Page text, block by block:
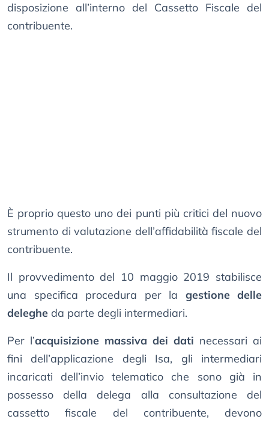
disposizione all’interno del Cassetto Fiscale del
contribuente.
È proprio questo uno dei punti più critici del nuovo
strumento di valutazione dell’affidabilità fiscale del
contribuente.
Il provvedimento del 10 maggio 2019 stabilisce
una specifica procedura per la gestione delle
deleghe da parte degli intermediari.
Per l’acquisizione massiva dei dati necessari ai
fini dell’applicazione degli Isa, gli intermediari
incaricati dell’invio telematico che sono già in
possesso della delega alla consultazione del
cassetto fiscale del contribuente, devono